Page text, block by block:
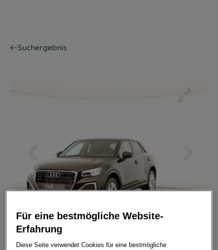
Suchergebnis
Q2 30 TFSI admired
Für eine bestmögliche Website-
Erfahrung
Diese Seite verwendet Cookies für eine bestmögliche